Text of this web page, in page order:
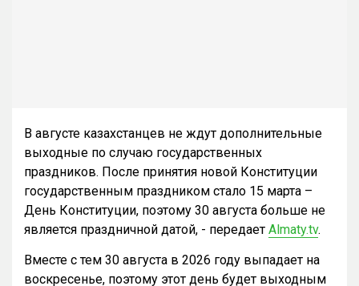
В августе казахстанцев не ждут дополнительные
выходные по случаю государственных
праздников. После принятия новой Конституции
государственным праздником стало 15 марта –
День Конституции, поэтому 30 августа больше не
является праздничной датой, - передает Almaty.tv.
Вместе с тем 30 августа в 2026 году выпадает на
воскресенье, поэтому этот день будет выходным